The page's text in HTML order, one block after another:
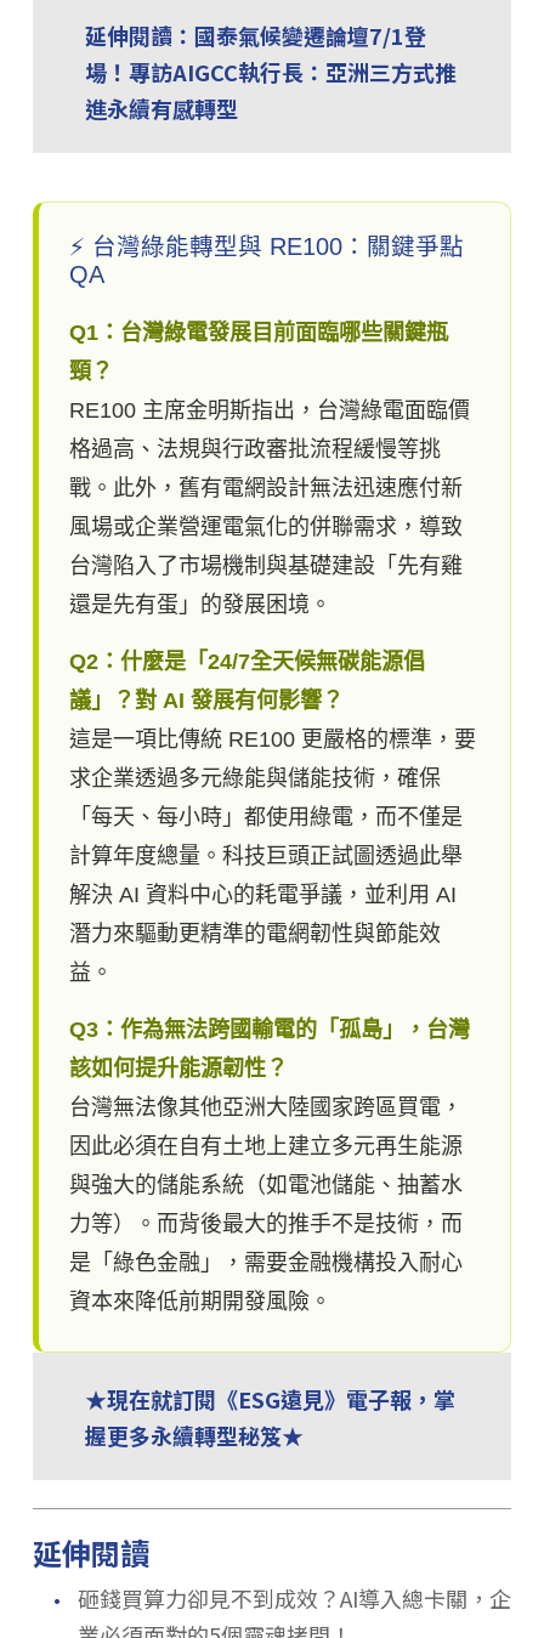
延伸閱讀：國泰氣候變遷論壇7/1登
場！專訪AIGCC執行長：亞洲三方式推
進永續有感轉型
⚡ 台灣綠能轉型與 RE100：關鍵爭點
QA
Q1：台灣綠電發展目前面臨哪些關鍵瓶
頸？
RE100 主席金明斯指出，台灣綠電面臨價
格過高、法規與行政審批流程緩慢等挑
戰。此外，舊有電網設計無法迅速應付新
風場或企業營運電氣化的併聯需求，導致
台灣陷入了市場機制與基礎建設「先有雞
還是先有蛋」的發展困境。
Q2：什麼是「24/7全天候無碳能源倡
議」？對 AI 發展有何影響？
這是一項比傳統 RE100 更嚴格的標準，要
求企業透過多元綠能與儲能技術，確保
「每天、每小時」都使用綠電，而不僅是
計算年度總量。科技巨頭正試圖透過此舉
解決 AI 資料中心的耗電爭議，並利用 AI
潛力來驅動更精準的電網韌性與節能效
益。
Q3：作為無法跨國輸電的「孤島」，台灣
該如何提升能源韌性？
台灣無法像其他亞洲大陸國家跨區買電，
因此必須在自有土地上建立多元再生能源
與強大的儲能系統（如電池儲能、抽蓄水
力等）。而背後最大的推手不是技術，而
是「綠色金融」，需要金融機構投入耐心
資本來降低前期開發風險。
★現在就訂閱《ESG遠見》電子報，掌
握更多永續轉型秘笈★
延伸閱讀
． 砸錢買算力卻見不到成效？AI導入總卡關，企